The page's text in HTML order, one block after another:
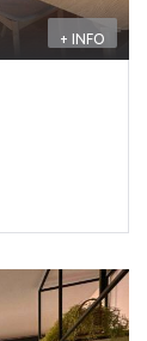
+ INFO